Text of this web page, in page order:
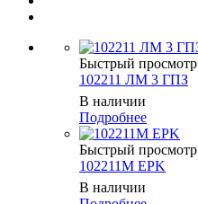
Быстрый просмотр
102211 ЛМ 3 ГПЗ
В наличии
Подробнее
Быстрый просмотр
102211M EPK
В наличии